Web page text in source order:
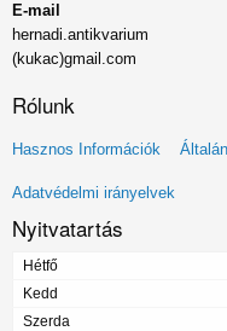
E-mail
hernadi.antikvarium
(kukac)gmail.com
Rólunk
Lábléc
menü
Hasznos Információk
Adatvédelmi irányelvek
Nyitvatartás
Hétfő
Kedd
Szerda